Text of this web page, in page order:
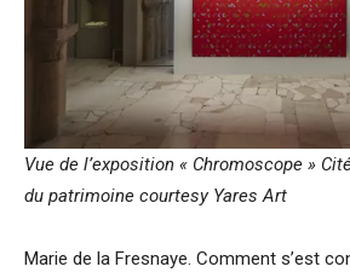
Vue de l’exposition « Chromoscope »
du patrimoine courtesy Yares Art
Marie de la Fresnaye. Comment s’est